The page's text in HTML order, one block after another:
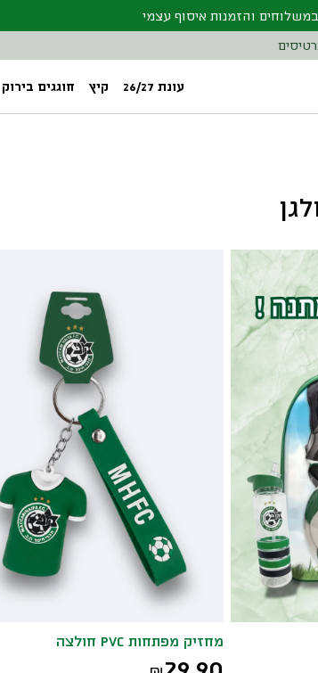
והזמנות איסוף עצמי
עונת 26/27 קיץ חוגגים בירוק
מחזיק מפתחות PVC חולצה